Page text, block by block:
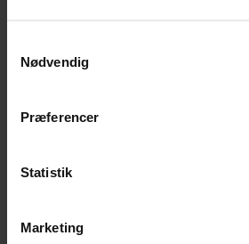
Nødvendig
Præferencer
Statistik
Marketing
Handelsbetingelser
Om Yarn Every Wear